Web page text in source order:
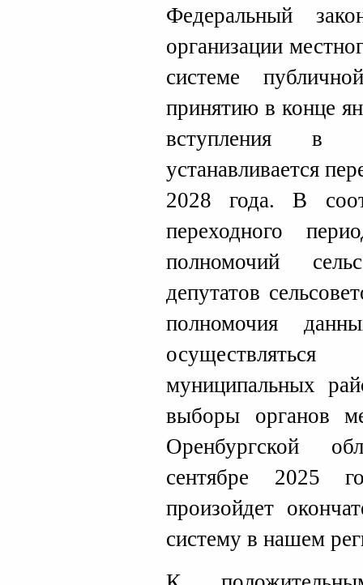
Федеральный
организации
системе
принятию в конце
вступления в
устанавливается
2028 года. В
переходного
полномочий
депутатов
полномочия
муниципальных
выборы органов
Оренбургской
сентябре 2025
произойдет
систему в нашем